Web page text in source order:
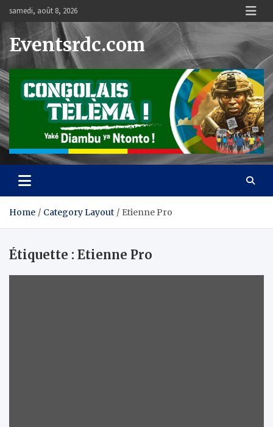
content
samedi, août 8, 2026
Eventsrdc.com
Home Category Layout Etienne Pro
Étiquette : Etienne Pro